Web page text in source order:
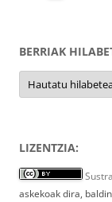
BERRIAK
Berriak
hilabetetan
LIZENTZIA:
askekoak dira,